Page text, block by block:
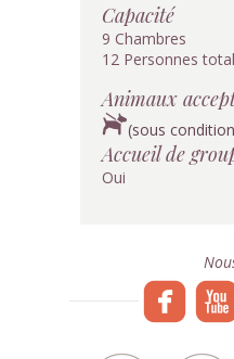
Capacité
9 Chambres
12 Personnes
Animaux
(sous
Accueil de
Oui